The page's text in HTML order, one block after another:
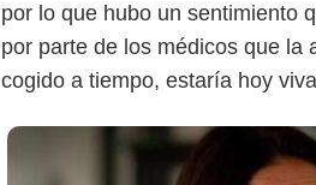
por lo que hubo un sentimiento
por parte de los médicos que la
cogido a tiempo, estaría hoy